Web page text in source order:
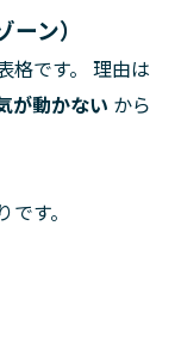
ン）
格です。 理由は
が動かない から
す。